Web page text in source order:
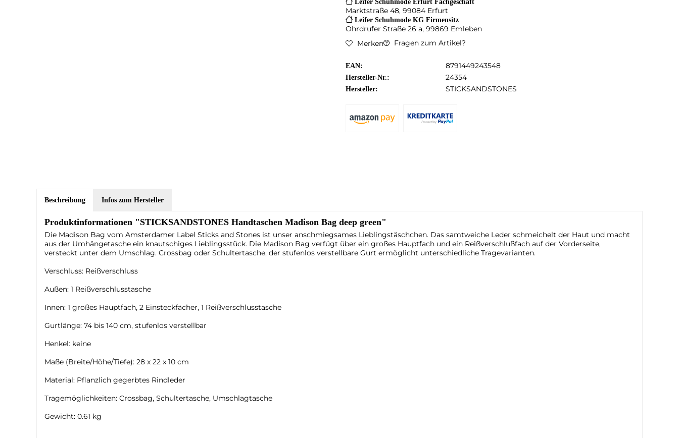
Leifer Schuhmode Erfurt Fachgeschäft
Marktstraße 48, 99084 Erfurt
Leifer Schuhmode KG Firmensitz
Ohrdrufer Straße 26 a, 99869 Emleben
Merken
Fragen zum Artikel?
EAN: 8791449243548
Hersteller-Nr.: 24354
Hersteller: STICKSANDSTONES
Beschreibung Infos zum Hersteller
Produktinformationen "STICKSANDSTONES Handtaschen Madison Bag deep green"
Die Madison Bag vom Amsterdamer Label Sticks and Stones ist unser anschmiegsames Lieblingstäschchen. Das samtweiche Leder schmeichelt der Haut und macht
aus der Umhängetasche ein knautschiges Lieblingsstück. Die Madison Bag verfügt über ein großes Hauptfach und ein Reißverschlußfach auf der Vorderseite,
versteckt unter dem Umschlag. Crossbag oder Schultertasche, der stufenlos verstellbare Gurt ermöglicht unterschiedliche Tragevarianten.
Verschluss: Reißverschluss
Außen: 1 Reißverschlusstasche
Innen: 1 großes Hauptfach, 2 Einsteckfächer, 1 Reißverschlusstasche
Gurtlänge: 74 bis 140 cm, stufenlos verstellbar
Henkel: keine
Maße (Breite/Höhe/Tiefe): 28 x 22 x 10 cm
Material: Pflanzlich gegerbtes Rindleder
Tragemöglichkeiten: Crossbag, Schultertasche, Umschlagtasche
Gewicht: 0.61 kg